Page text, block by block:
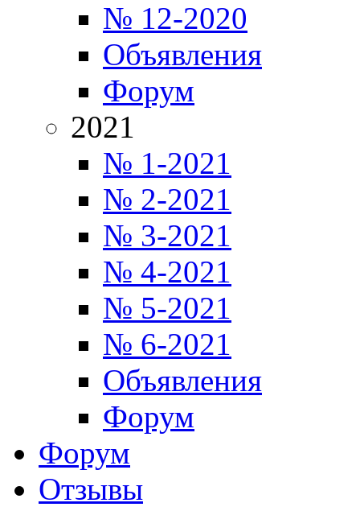
№ 12-2020
Объявления
Форум
2021
№ 1-2021
№ 2-2021
№ 3-2021
№ 4-2021
№ 5-2021
№ 6-2021
Объявления
Форум
Форум
Отзывы